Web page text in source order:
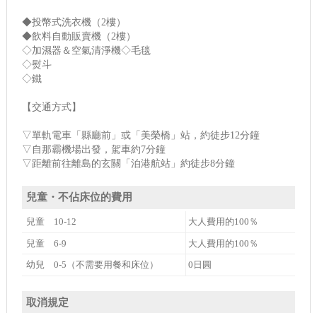
◆投幣式洗衣機（2樓）
◆飲料自動販賣機（2樓）
◇加濕器＆空氣清淨機◇毛毯
◇熨斗
◇鐵
【交通方式】
▽單軌電車「縣廳前」或「美榮橋」站，約徒步12分鐘
▽自那霸機場出發，駕車約7分鐘
▽距離前往離島的玄關「泊港航站」約徒步8分鐘
兒童・不佔床位的費用
兒童 10-12 大人費用的100％
兒童 6-9 大人費用的100％
幼兒 0-5（不需要用餐和床位） 0日圓
取消規定